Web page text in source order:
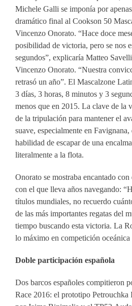
Michele Galli se imponía por
dramático final al Cookson 50
Vincenzo Onorato. “Hace doce
posibilidad de victoria, pero se nos
segundos”, explicaría Matteo
Vincenzo Onorato. “Nuestra
retrasó un año”. El Mascalzone
3 días, 3 horas, 8 minutos y 3
menos que en 2015. La clave de la
de la tripulación para mantener el
suave, especialmente en
habilidad de escapar de una
literalmente a la flota.
Onorato se mostraba encantado
con el que lleva años navegando:
títulos mundiales, no recuerdo
de las más importantes regatas del
tiempo buscando esta victoria. La
lo máximo en competición oceánica
Doble participación española
Dos barcos españoles compitieron
Race 2016: el prototipo Petrouchka